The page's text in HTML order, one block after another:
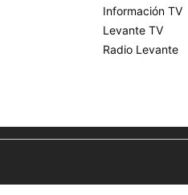
Información TV
Levante TV
Radio Levante